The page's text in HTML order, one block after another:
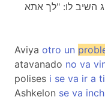
השיב לו: "לך אתא
Aviya otro un
atavanado no va
polises i se va ir a
Ashkelon se va